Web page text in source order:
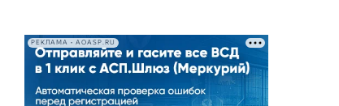
РЕКЛАМА • AOASP.RU